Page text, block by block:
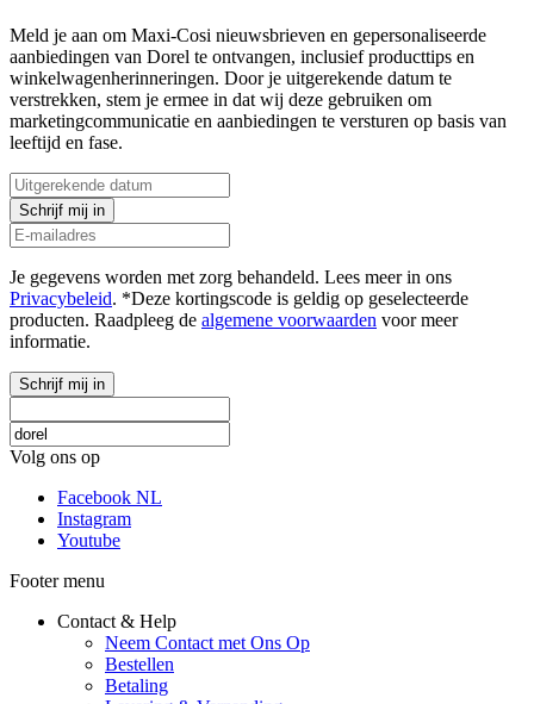
Meld je aan om Maxi-Cosi nieuwsbrieven en gepersonaliseerde
aanbiedingen van Dorel te ontvangen, inclusief producttips en
winkelwagenherinneringen. Door je uitgerekende datum te
verstrekken, stem je ermee in dat wij deze gebruiken om
marketingcommunicatie en aanbiedingen te versturen op basis van
leeftijd en fase.
Schrijf mij in
Je gegevens worden met zorg behandeld. Lees meer in ons
Privacybeleid. *Deze kortingscode is geldig op geselecteerde
producten. Raadpleeg de algemene voorwaarden voor meer
informatie.
Schrijf mij in
Volg ons op
Facebook NL
Instagram
Youtube
Footer menu
Contact & Help
Neem Contact met Ons Op
Bestellen
Betaling